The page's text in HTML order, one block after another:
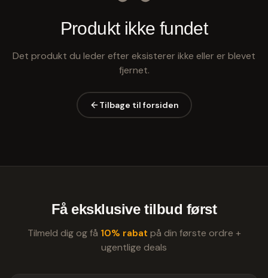
Produkt ikke fundet
Det produkt du leder efter eksisterer ikke eller er blevet
fjernet.
Tilbage til forsiden
Få eksklusive tilbud først
Tilmeld dig og få 10% rabat på din første ordre +
ugentlige deals